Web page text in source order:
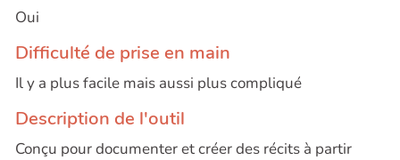
Oui
Difficulté de prise en main
Il y a plus facile mais aussi plus compliqué
Description de l'outil
Conçu pour documenter et créer des récits à partir